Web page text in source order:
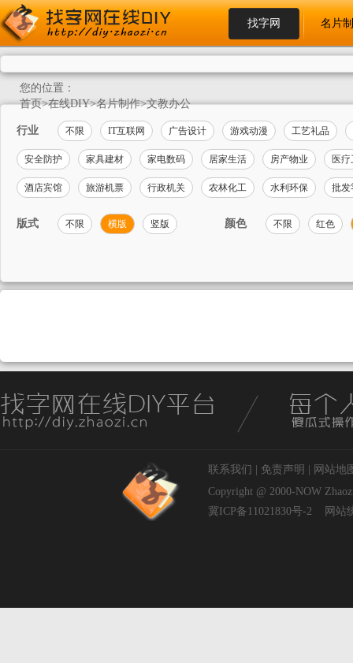
找字网 名片
您的位置：
首页>在线DIY>名片制作>文教办公
行业 不限 IT互联网 广告设计 游戏动漫 工艺礼品
安全防护 家具建材 家电数码 居家生活 房产物业 医
酒店宾馆 旅游机票 行政机关 农林化工 水利环保 批发
版式 不限 横版 竖版 颜色 不限 红色
联系我们 免责声明
网站地
Copyright @ 2000-NOW
冀ICP备11021830号-2
网站